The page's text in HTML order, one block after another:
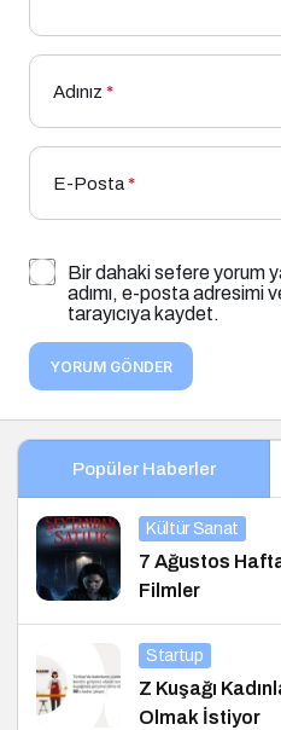
Adınız *
E-Posta*
Bir dahaki sefere yorum
adımı, e-posta adresimi
tarayıcıya kaydet.
YORUM GÖNDER
Popüler Haberler
Kültür Sanat
7 Ağustos
Filmler
Startup
Z Kuşağı
Olmak İstiyor